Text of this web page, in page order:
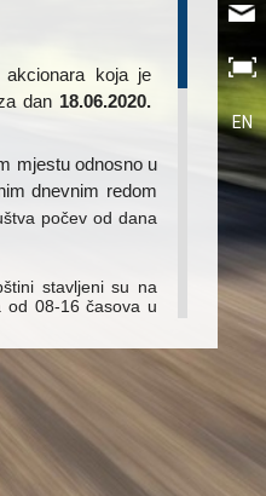
EN
koja je
dan 18.06.2020.
mjestu odnosno u
dnevnim redom
počev od dana
stavljeni su na
od 08-16 časova u